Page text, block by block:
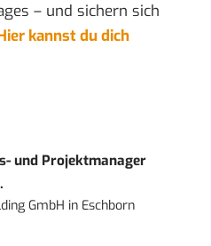
– und sichern sich
kannst du dich
und Projektmanager
GmbH in Eschborn